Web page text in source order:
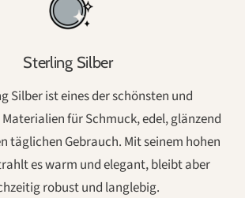
Sterling Silber
Silber ist eines der schönsten und
für Schmuck, edel, glänzend
täglichen Gebrauch. Mit seinem hohen
es warm und elegant, bleibt aber
robust und langlebig.